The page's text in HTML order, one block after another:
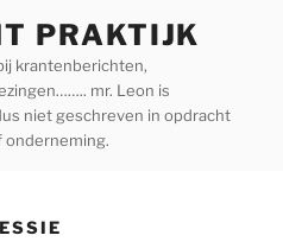
PRAKTIJK
krantenberichten,
mr. Leon is
niet geschreven in opdracht
onderneming.